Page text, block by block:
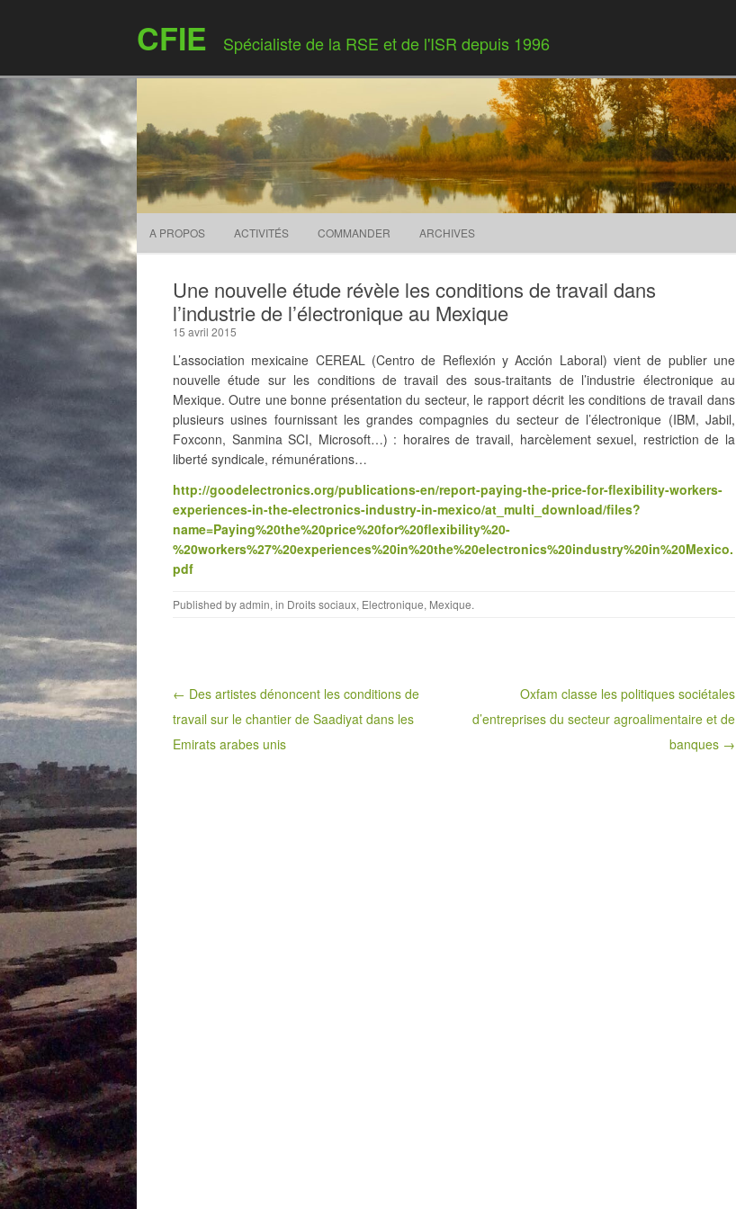
CFIE Spécialiste de la RSE et de l'ISR depuis 1996
Skip to content
A PROPOS ACTIVITÉS COMMANDER ARCHIVES
Une nouvelle étude révèle les conditions de travail dans
l’industrie de l’électronique au Mexique
15 avril 2015
L’association mexicaine CEREAL (Centro de Reflexión y Acción Laboral) vient de publier une
nouvelle étude sur les conditions de travail des sous-traitants de l’industrie électronique au
Mexique. Outre une bonne présentation du secteur, le rapport décrit les conditions de travail dans
plusieurs usines fournissant les grandes compagnies du secteur de l’électronique (IBM, Jabil,
Foxconn, Sanmina SCI, Microsoft…) : horaires de travail, harcèlement sexuel, restriction de la
liberté syndicale, rémunérations…
http://goodelectronics.org/publications-en/report-paying-the-price-for-flexibility-workers-
experiences-in-the-electronics-industry-in-mexico/at_multi_download/files?
name=Paying%20the%20price%20for%20flexibility%20-
%20workers%27%20experiences%20in%20the%20electronics%20industry%20in%20Mexico.
pdf
Published byadmin, in Droits sociaux, Electronique, Mexique.
Post navigation
← Des artistes dénoncent les conditions de
travail sur le chantier de Saadiyat dans les
Emirats arabes unis
Oxfam classe les politiques sociétales
d’entreprises du secteur agroalimentaire et de
banques →